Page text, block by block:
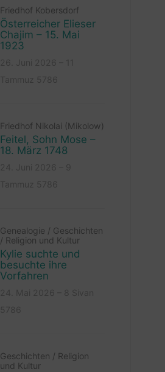
Friedhof Kobersdorf
Österreicher Elieser
Chajim – 15. Mai
1923
Friedhof Nikolai (Mikolow)
Feitel, Sohn Mose –
18. März 1748
Genealogie / Geschichten
/ Religion und Kultur
Kylie suchte und
besuchte ihre
Vorfahren
Geschichten / Religion
und Kultur